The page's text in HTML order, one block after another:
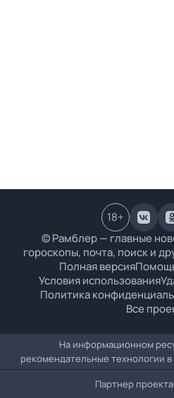
© Рамблер — главные
гороскопы, почта, поиск и
Полная версия
Условия использования
Политика
Все
18+
На информационном
рекомендательные технологии в
Партнер проекта